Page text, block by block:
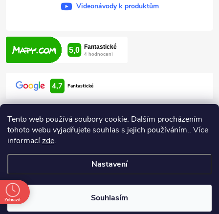
Tento web používá soubory cookie. Dalším procházením
tohoto webu vyjadřujete souhlas s jejich používáním.. Více
informacízde.
Nastavení
Souhlasím
Videonávody k produktům
4,7 Fantastické
Copyright 2026ARDEN HODONÍN. Všechna práva vyhrazena.
Zobrazit